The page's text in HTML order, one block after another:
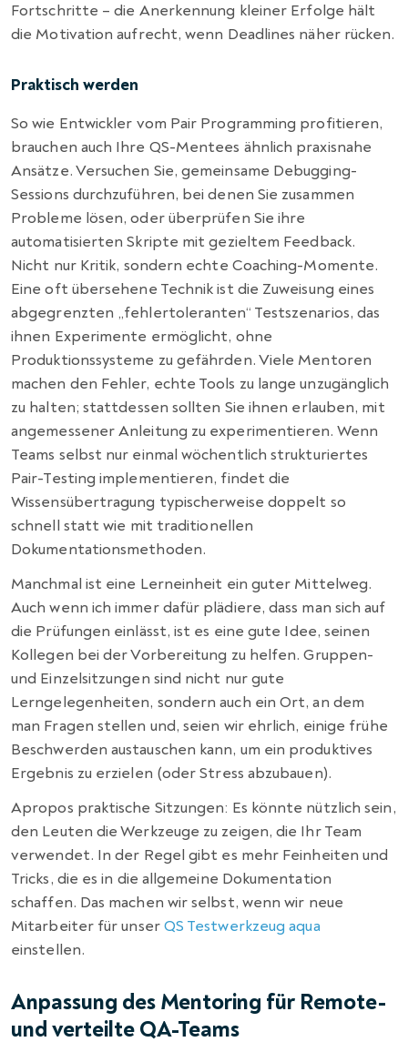
Fortschritte – die Anerkennung kleiner Erfolge hält
die Motivation aufrecht, wenn Deadlines näher rücken.
Praktisch werden
So wie Entwickler vom Pair Programming profitieren,
brauchen auch Ihre QS-Mentees ähnlich praxisnahe
Ansätze. Versuchen Sie, gemeinsame Debugging-
Sessions durchzuführen, bei denen Sie zusammen
Probleme lösen, oder überprüfen Sie ihre
automatisierten Skripte mit gezieltem Feedback.
Nicht nur Kritik, sondern echte Coaching-Momente.
Eine oft übersehene Technik ist die Zuweisung eines
abgegrenzten „fehlertoleranten“ Testszenarios, das
ihnen Experimente ermöglicht, ohne
Produktionssysteme zu gefährden. Viele Mentoren
machen den Fehler, echte Tools zu lange unzugänglich
zu halten; stattdessen sollten Sie ihnen erlauben, mit
angemessener Anleitung zu experimentieren. Wenn
Teams selbst nur einmal wöchentlich strukturiertes
Pair-Testing implementieren, findet die
Wissensübertragung typischerweise doppelt so
schnell statt wie mit traditionellen
Dokumentationsmethoden.
Manchmal ist eine Lerneinheit ein guter Mittelweg.
Auch wenn ich immer dafür plädiere, dass man sich auf
die Prüfungen einlässt, ist es eine gute Idee, seinen
Kollegen bei der Vorbereitung zu helfen. Gruppen-
und Einzelsitzungen sind nicht nur gute
Lerngelegenheiten, sondern auch ein Ort, an dem
man Fragen stellen und, seien wir ehrlich, einige frühe
Beschwerden austauschen kann, um ein produktives
Ergebnis zu erzielen (oder Stress abzubauen).
Apropos praktische Sitzungen: Es könnte nützlich sein,
den Leuten die Werkzeuge zu zeigen, die Ihr Team
verwendet. In der Regel gibt es mehr Feinheiten und
Tricks, die es in die allgemeine Dokumentation
schaffen. Das machen wir selbst, wenn wir neue
Mitarbeiter für unserQS Testwerkzeug aqua
einstellen.
Anpassung des Mentoring für Remote-
und verteilte QA-Teams